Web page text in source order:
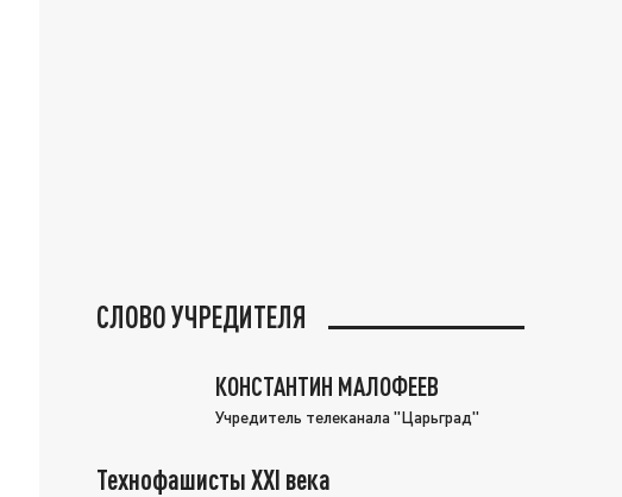
СЛОВО УЧРЕДИТЕЛЯ
КОНСТАНТИН МАЛОФЕЕВ
Учредитель телеканала "Царьград"
Технофашисты XXI века